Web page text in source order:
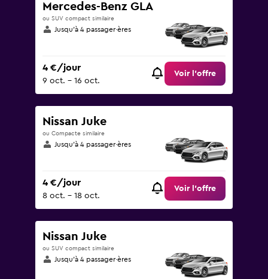
Mercedes-Benz GLA
ou SUV compact similaire
Jusqu’à 4 passager·ères
4 €/jour
9 oct. - 16 oct.
Voir l’offre
Nissan Juke
ou Compacte similaire
Jusqu’à 4 passager·ères
4 €/jour
8 oct. - 18 oct.
Voir l’offre
Nissan Juke
ou SUV compact similaire
Jusqu’à 4 passager·ères